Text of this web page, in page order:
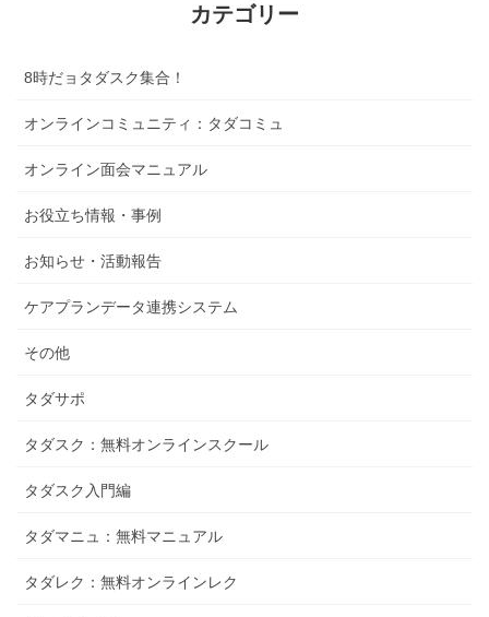
カテゴリー
8時だョタダスク集合！
オンラインコミュニティ：タダコミュ
オンライン面会マニュアル
お役立ち情報・事例
お知らせ・活動報告
ケアプランデータ連携システム
その他
タダサポ
タダスク：無料オンラインスクール
タダスク入門編
タダマニュ：無料マニュアル
タダレク：無料オンラインレク